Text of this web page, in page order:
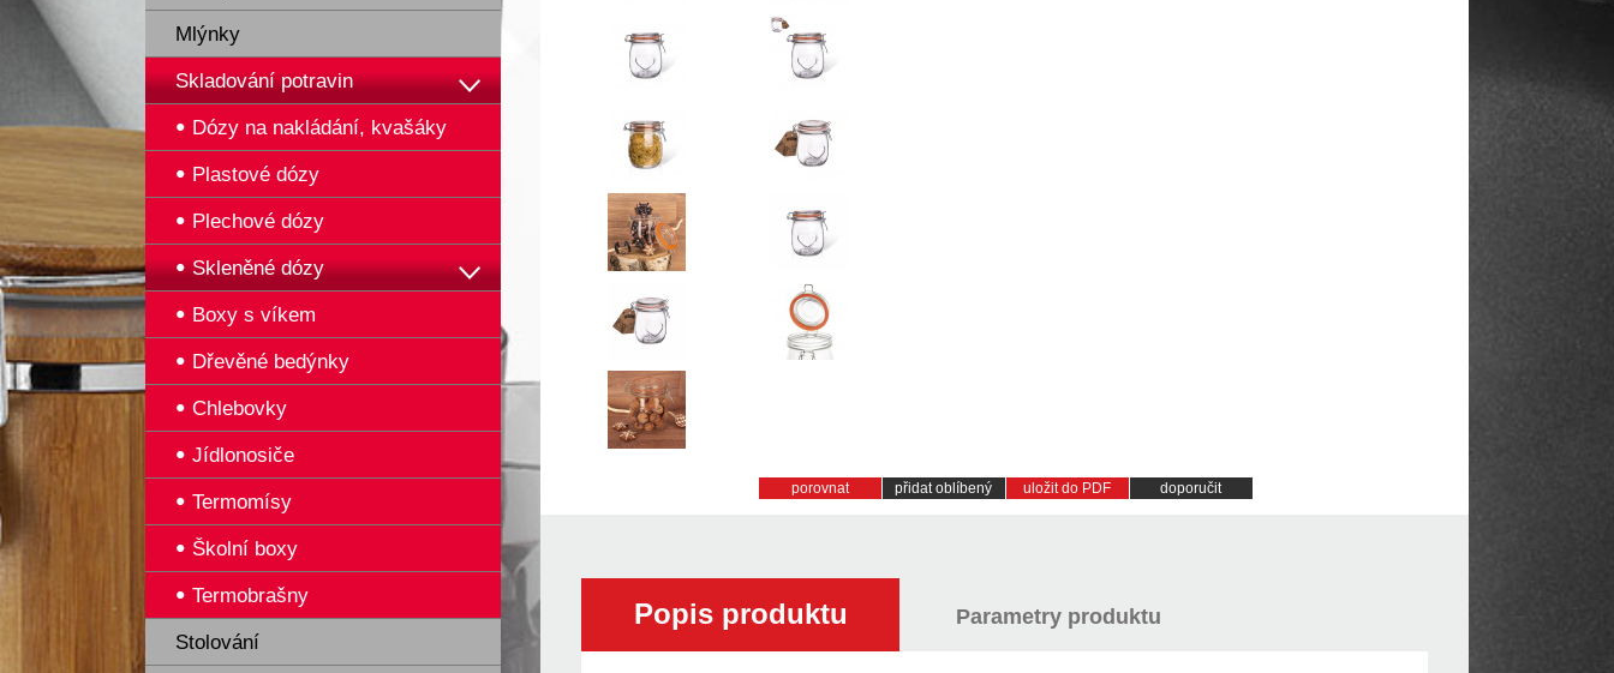
Mlýnky
Skladování potravin
Dózy na nakládání, kvašáky
Plastové dózy
Plechové dózy
Skleněné dózy
Boxy s víkem
Dřevěné bedýnky
Chlebovky
Jídlonosiče
Termomísy
Školní boxy
Termobrašny
Stolování
porovnat přidat oblíbený uložit do PDF doporučit
Popis produktu Parametry produktu